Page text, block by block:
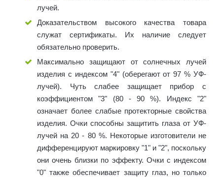
лучей.
Доказательством высокого качества товара
служат сертификаты. Их наличие следует
обязательно проверить.
Максимально защищают от солнечных лучей
изделия с индексом "4" (оберегают от 97 % УФ-
лучей). Чуть слабее защищает прибор с
коэффициентом "3" (80 - 90 %). Индекс "2"
означает более слабые протекторные свойства
изделия. Очки способны защитить глаза от УФ-
лучей на 20 - 80 %. Некоторые изготовители не
дифференцируют маркировку "1" и "2", поскольку
они очень близки по эффекту. Очки с индексом
"0" также обеспечивает защиту глаз, но только